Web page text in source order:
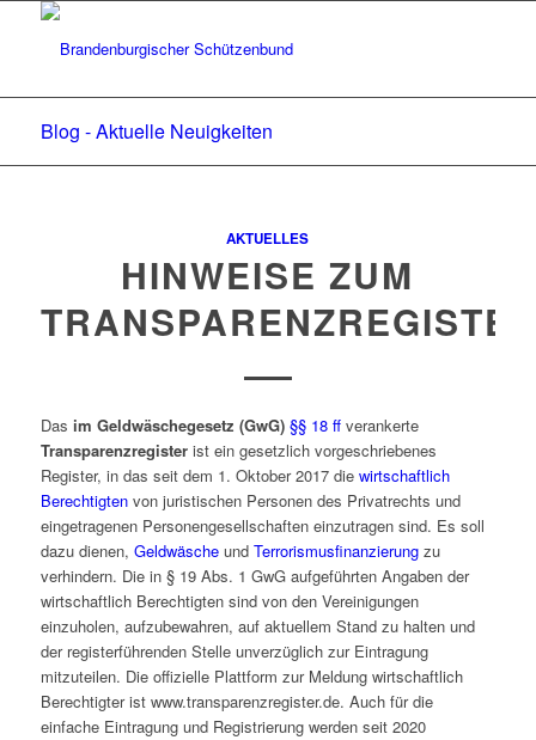
Blog - Aktuelle Neuigkeiten
AKTUELLES
HINWEISE ZUM
Das im Geldwäschegesetz (GwG) §§ 18 ffverankerte
Transparenzregisterist ein gesetzlich vorgeschriebenes
Register, in das seit dem 1. Oktober 2017 die wirtschaftlich
Berechtigtenvon juristischen Personen des Privatrechts und
eingetragenen Personengesellschaften einzutragen sind. Es soll
dazu dienen, Geldwäscheund Terrorismusfinanzierungzu
verhindern. Die in § 19 Abs. 1 GwG aufgeführten Angaben der
wirtschaftlich Berechtigten sind von den Vereinigungen
einzuholen, aufzubewahren, auf aktuellem Stand zu halten und
der registerführenden Stelle unverzüglich zur Eintragung
mitzuteilen. Die offizielle Plattform zur Meldung wirtschaftlich
Berechtigter ist www.transparenzregister.de. Auch für die
einfache Eintragung und Registrierung werden seit 2020